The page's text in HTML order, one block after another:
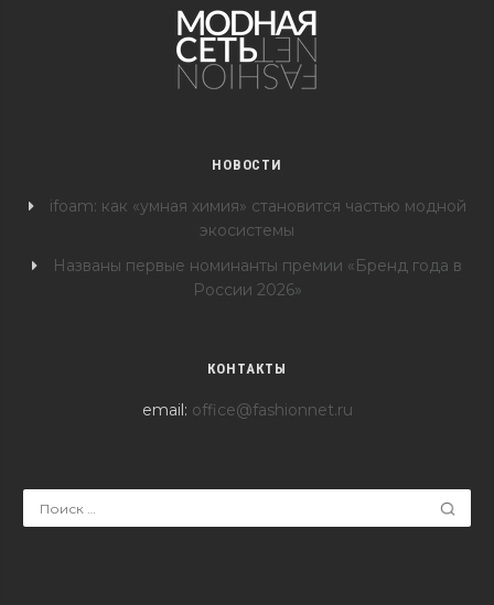
НОВОСТИ
ifoam: как «умная химия» становится частью модной
экосистемы
Названы первые номинанты премии «Бренд года в
России 2026»
КОНТАКТЫ
email: office@fashionnet.ru